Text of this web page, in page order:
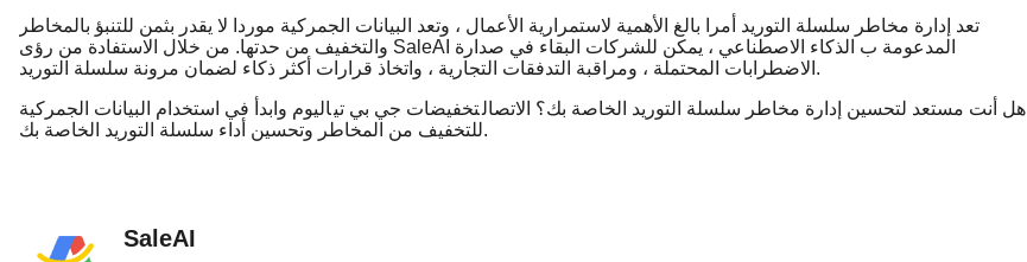
تعد إدارة مخاطر سلسلة التوريد أمرا بالغ الأهمية لاستمرارية الأعمال ، وتعد البيانات الجمركية موردا لا يقدر بثمن للتنبؤ بالمخاطر
والتخفيف من حدتها. من خلال الاستفادة من رؤى SaleAI المدعومة ب الذكاء الاصطناعي ، يمكن للشركات البقاء في صدارة
الاضطرابات المحتملة ، ومراقبة التدفقات التجارية ، واتخاذ قرارات أكثر ذكاء لضمان مرونة سلسلة التوريد.
هل أنت مستعد لتحسين إدارة مخاطر سلسلة التوريد الخاصة بك؟ الاتصالتخفيضات جي بي تياليوم وابدأ في استخدام البيانات الجمركية
للتخفيف من المخاطر وتحسين أداء سلسلة التوريد الخاصة بك.
SaleAI